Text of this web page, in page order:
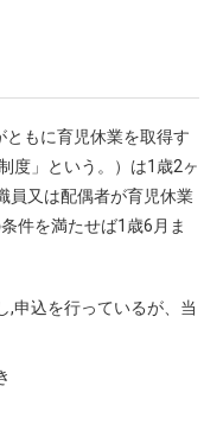
もに育児休業を取得す
度」という。）は1歳2ヶ
員又は配偶者が育児休業
件を満たせば1歳6月ま
,申込を行っているが、当